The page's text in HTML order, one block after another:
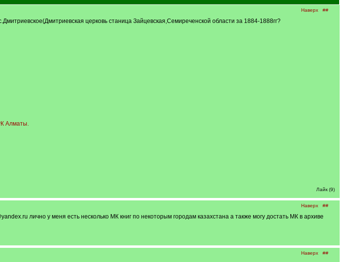
Наверх ##
церковь станица Зайцевская,Семиреченской области за 1884-1888гг?
Алматы.
Лайк (9)
Наверх ##
лично у меня есть несколько МК книг по некоторым городам казахстана а также могу достать МК в архиве
Наверх ##